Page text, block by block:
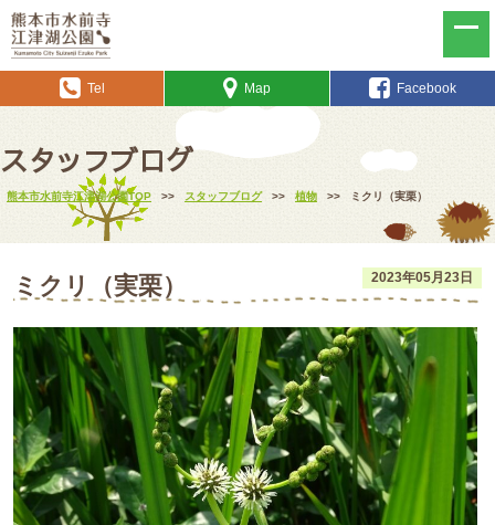
Tel Map Facebook
スタッフブログ
熊本市水前寺江津湖公園TOP >> スタッフブログ >> 植物 >> ミクリ（実栗）
2023年05月23日
ミクリ（実栗）